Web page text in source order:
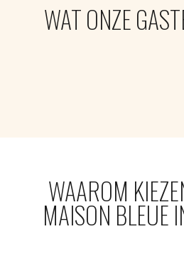
WAT ONZE
WAAROM
MAISON BLEUE